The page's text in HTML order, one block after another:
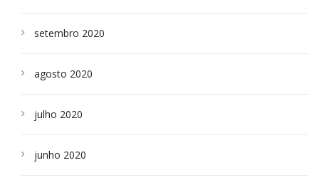
setembro 2020
agosto 2020
julho 2020
junho 2020